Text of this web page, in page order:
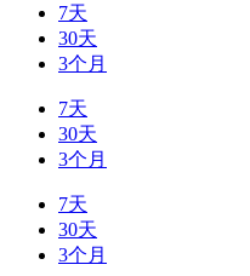
7天
30天
3个月
7天
30天
3个月
7天
30天
3个月